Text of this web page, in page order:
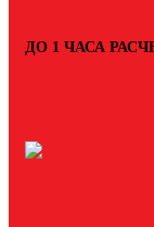
ДО 1 ЧАСА